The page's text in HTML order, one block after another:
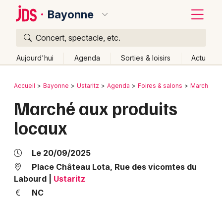
Bayonne
Concert, spectacle, etc.
Aujourd'hui Agenda Sorties & loisirs Actu
Publier un événement
Grands événements
Activité & Expérience
Manifestations
Bordeaux
Colmar
Lyon
Retour
Accueil Bayonne Ustaritz Agenda Foires & salons Marchés
Marché aux produits
locaux
Le 20/09/2025
Place Château Lota, Rue des vicomtes du
Labourd
Ustaritz
NC
Quoi ?
Où ?
Aquitaine
Partout Près de moi Changer de lieu
Quand ?
Aujourd'hui
Demain